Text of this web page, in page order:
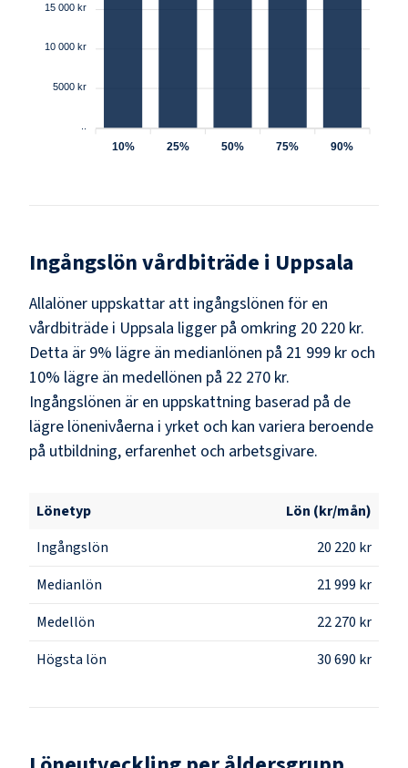
15 000 kr
10 000 kr
5000 kr
10% 25% 50% 75% 90%
Ingångslönvårdbiträde i Uppsala
Allalöner uppskattar att ingångslönen för en
vårdbiträde i Uppsala ligger på omkring 20 220 kr.
Detta är 9% lägre än medianlönen på 21 999 kr och
10% lägre än medellönen på 22 270 kr.
Ingångslönen är en uppskattning baserad på de
lägre lönenivåerna i yrket och kan variera beroende
på utbildning, erfarenhet och arbetsgivare.
Lönetyp
Lön (kr/mån)
Ingångslön
20 220 kr
Medianlön
21 999 kr
Medellön
22 270 kr
Högsta lön
30 690 kr